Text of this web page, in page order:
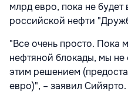
млрд евро, пока не будет
российской нефти
"Все очень просто. Пока
нефтяной блокады, мы
этим решением
евро)", – заявил Сийярто.